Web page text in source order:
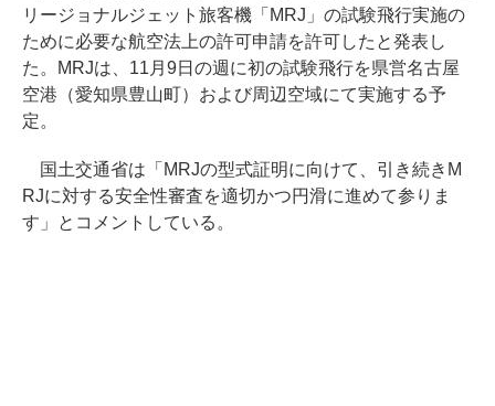
リージョナルジェット旅客機「MRJ」の試験飛行実施の
ために必要な航空法上の許可申請を許可したと発表し
た。MRJは、11月9日の週に初の試験飛行を県営名古屋
空港（愛知県豊山町）および周辺空域にて実施する予
定。
国土交通省は「MRJの型式証明に向けて、引き続きM
RJに対する安全性審査を適切かつ円滑に進めて参りま
す」とコメントしている。